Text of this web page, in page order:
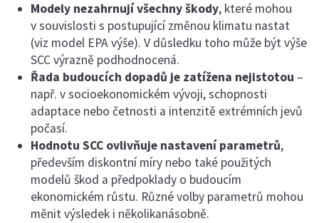
Modely nezahrnují všechny škody, které mohou
v souvislosti s postupující změnou klimatu nastat
(viz model EPA výše). V důsledku toho může být výše
SCC výrazně podhodnocená.
Řada budoucích dopadů je zatížena nejistotou –
např. v socioekonomickém vývoji, schopnosti
adaptace nebo četnosti a intenzitě extrémních jevů
počasí.
Hodnotu SCC ovlivňuje nastavení parametrů,
především diskontní míry nebo také použitých
modelů škod a předpoklady o budoucím
ekonomickém růstu. Různé volby parametrů mohou
měnit výsledek i několikanásobně.